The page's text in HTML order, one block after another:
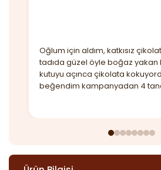
Oğlum için aldım, katkısız
tadıda güzel öyle boğaz
kutuyu açınca çikolata
beğendim kampanyadan 4